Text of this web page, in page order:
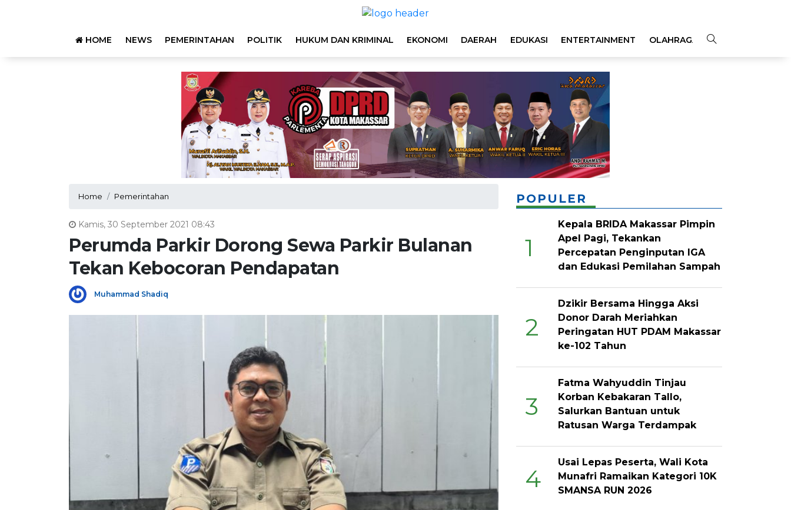
HOME NEWS PEMERINTAHAN POLITIK HUKUM DAN KRIMINAL EKONOMI DAERAH EDUKASI ENTERTAINMENT OLAHRAGA OPINI
Home Pemerintahan
Kamis, 30 September 2021 08:43
Perumda Parkir Dorong Sewa Parkir Bulanan
Tekan Kebocoran Pendapatan
Muhammad Shadiq
POPULER
1
Kepala BRIDA Makassar Pimpin
Apel Pagi, Tekankan
Percepatan Penginputan IGA
dan Edukasi Pemilahan Sampah
2
Dzikir Bersama Hingga Aksi
Donor Darah Meriahkan
Peringatan HUT PDAM Makassar
ke-102 Tahun
3
Fatma Wahyuddin Tinjau
Korban Kebakaran Tallo,
Salurkan Bantuan untuk
Ratusan Warga Terdampak
4
Usai Lepas Peserta, Wali Kota
Munafri Ramaikan Kategori 10K
SMANSA RUN 2026